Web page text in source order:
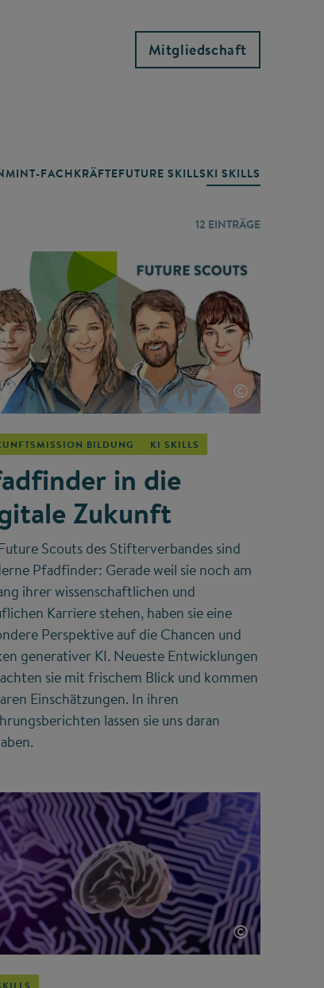
Mitgliedschaft
MINT-FACHKRÄFTEFUTURE SKILLSKI SKILLS
12 EINTRÄGE
©
BILDUNG KI SKILLS
in die
Zukunft
Scouts des Stifterverbandes sind
Pfadfinder: Gerade weil sie noch am
ihrer wissenschaftlichen und
Karriere stehen, haben sie eine
Perspektive auf die Chancen und
generativer KI. Neueste Entwicklungen
sie mit frischem Blick und kommen
Einschätzungen. In ihren
lassen sie uns daran
©